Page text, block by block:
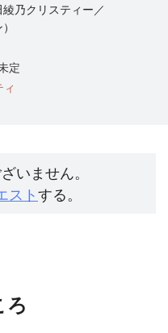
乃クリスティー／
定
いません。
ストする。
ろ